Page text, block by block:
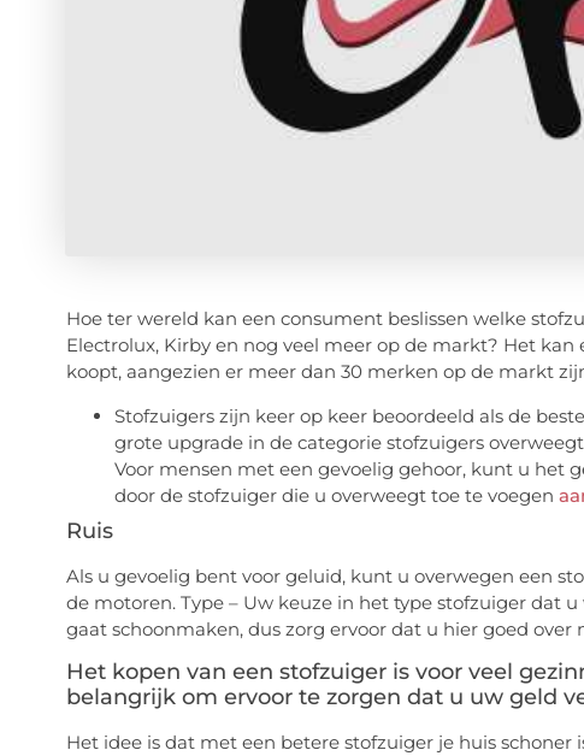
Hoe ter wereld kan een consument beslissen welke
Electrolux, Kirby en nog veel meer op de markt? Het
koopt, aangezien er meer dan 30 merken op de markt
Stofzuigers zijn keer op keer beoordeeld als de
grote upgrade in de categorie stofzuigers
Voor mensen met een gevoelig gehoor, kunt u het
door de stofzuiger die u overweegt toe te voegen
Ruis
Als u gevoelig bent voor geluid, kunt u overwegen een
de motoren. Type – Uw keuze in het type stofzuiger dat
gaat schoonmaken, dus zorg ervoor dat u hier goed over
Het kopen van een stofzuiger is voor veel
belangrijk om ervoor te zorgen dat u uw geld
Het idee is dat met een betere stofzuiger je huis